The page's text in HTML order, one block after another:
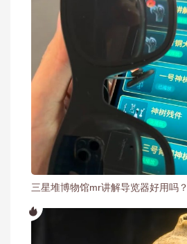
三星堆博物馆mr讲解导览器好用吗？